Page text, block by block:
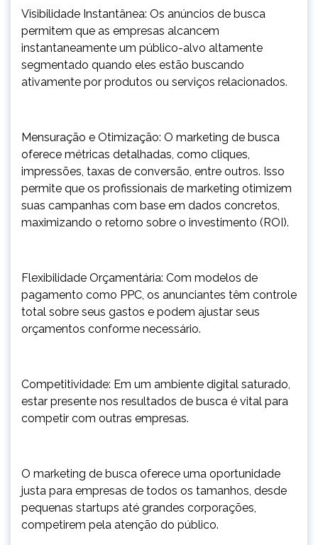
Visibilidade Instantânea: Os anúncios de busca
permitem que as empresas alcancem
instantaneamente um público-alvo altamente
segmentado quando eles estão buscando
ativamente por produtos ou serviços relacionados.
Mensuração e Otimização: O marketing de busca
oferece métricas detalhadas, como cliques,
impressões, taxas de conversão, entre outros. Isso
permite que os profissionais de marketing otimizem
suas campanhas com base em dados concretos,
maximizando o retorno sobre o investimento (ROI).
Flexibilidade Orçamentária: Com modelos de
pagamento como PPC, os anunciantes têm controle
total sobre seus gastos e podem ajustar seus
orçamentos conforme necessário.
Competitividade: Em um ambiente digital saturado,
estar presente nos resultados de busca é vital para
competir com outras empresas.
O marketing de busca oferece uma oportunidade
justa para empresas de todos os tamanhos, desde
pequenas startups até grandes corporações,
competirem pela atenção do público.